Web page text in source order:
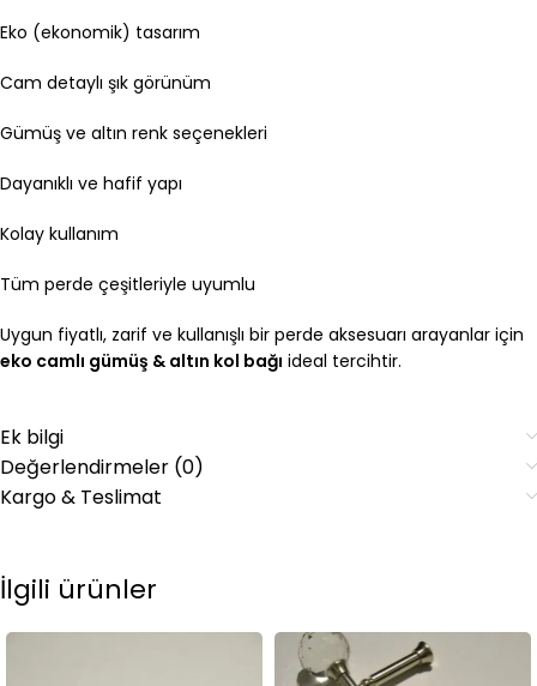
Eko (ekonomik) tasarım
Cam detaylı şık görünüm
Gümüş ve altın renk seçenekleri
Dayanıklı ve hafif yapı
Kolay kullanım
Tüm perde çeşitleriyle uyumlu
Uygun fiyatlı, zarif ve kullanışlı bir perde aksesuarı arayanlar için
eko camlı gümüş & altın kol bağı ideal tercihtir.
Ek bilgi
Değerlendirmeler (0)
Kargo & Teslimat
İlgili ürünler